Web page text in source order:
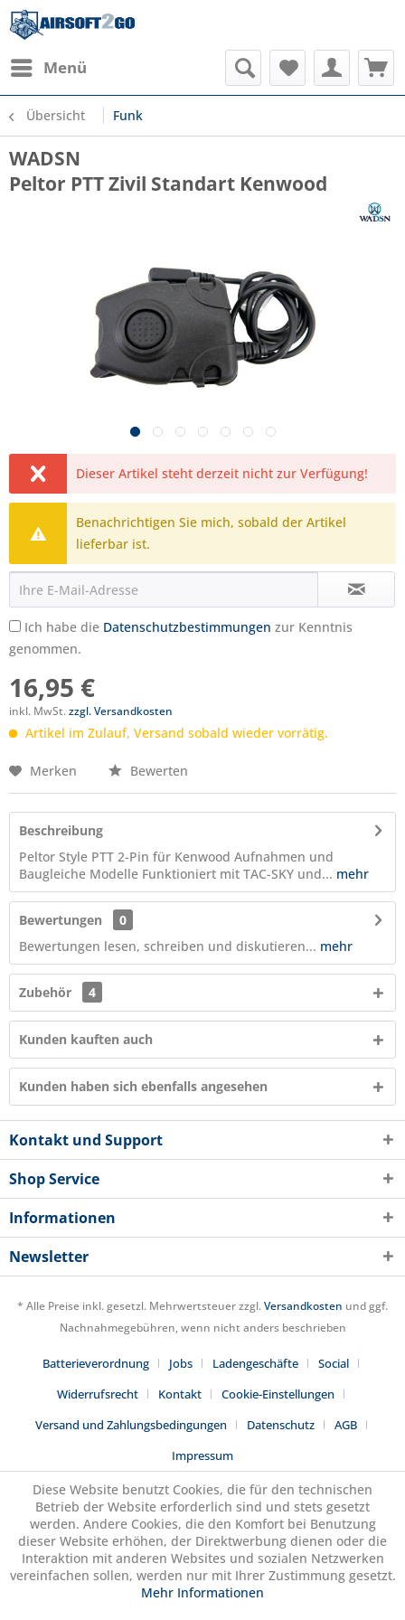
Menü
Übersicht Funk
WADSN
Peltor PTT Zivil Standart Kenwood
Dieser Artikel steht derzeit nicht zur Verfügung!
Benachrichtigen Sie mich, sobald der Artikel
lieferbar ist.
Ich habe die Datenschutzbestimmungen zur Kenntnis
genommen.
16,95 €
inkl. MwSt.zzgl. Versandkosten
Artikel im Zulauf, Versand sobald wieder vorrätig.
Merken Bewerten
Beschreibung
Peltor Style PTT 2-Pin für Kenwood Aufnahmen und
Baugleiche Modelle Funktioniert mit TAC-SKY und... mehr
Bewertungen
0
Bewertungen lesen, schreiben und diskutieren... mehr
Zubehör 4
Kunden kauften auch
Kunden haben sich ebenfalls angesehen
Kontakt und Support
Shop Service
Informationen
Newsletter
* Alle Preise inkl. gesetzl. Mehrwertsteuer zzgl.Versandkosten und ggf.
Nachnahmegebühren, wenn nicht anders beschrieben
Batterieverordnung Jobs Ladengeschäfte
Social
Widerrufsrecht
Kontakt
Cookie-Einstellungen
Versand und Zahlungsbedingungen
Datenschutz
AGB
Impressum
Diese Website benutzt Cookies, die für den technischen
Betrieb der Website erforderlich sind und stets gesetzt
werden. Andere Cookies, die den Komfort bei Benutzung
dieser Website erhöhen, der Direktwerbung dienen oder die
Interaktion mit anderen Websites und sozialen Netzwerken
vereinfachen sollen, werden nur mit Ihrer Zustimmung gesetzt.
Mehr Informationen